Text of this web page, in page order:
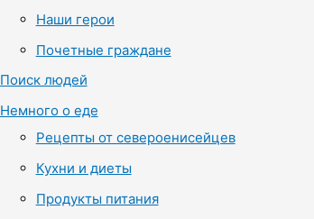
Наши герои
Почетные граждане
Поиск людей
Немного о еде
Рецепты от североенисейцев
Кухни и диеты
Продукты питания